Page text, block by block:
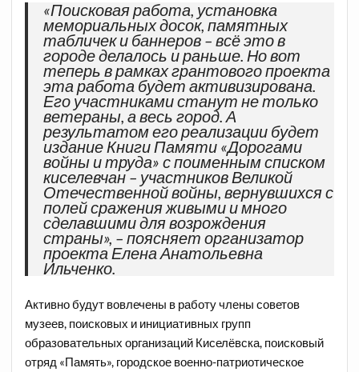
«Поисковая работа, установка
мемориальных досок, памятных
табличек и баннеров – всё это в
городе делалось и раньше. Но вот
теперь в рамках грантового проекта
эта работа будет активизирована.
Его участниками станут не только
ветераны, а весь город. А
результатом его реализации будет
издание Книги Памяти «Дорогами
войны и труда» с поименным списком
киселевчан – участников Великой
Отечественной войны, вернувшихся с
полей сражения живыми и много
сделавшими для возрождения
страны», – поясняет организатор
проекта Елена Анатольевна
Ильченко.
Активно будут вовлечены в работу члены советов
музеев, поисковых и инициативных групп
образовательных организаций Киселёвска, поисковый
отряд «Память», городское военно-патриотическое